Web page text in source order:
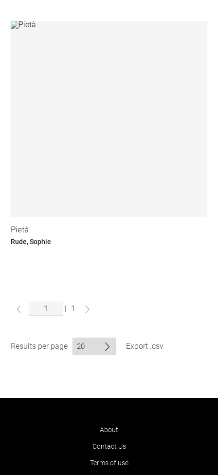
Pietà
Rude, Sophie
| 1
Results per page Export .csv
About
Contact Us
Terms of use